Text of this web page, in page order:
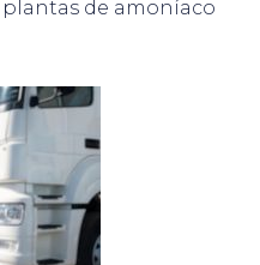
de amoníaco